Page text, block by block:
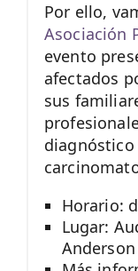
Por ello,
Asociación
evento
afectados
sus
diagnóstico
Horario:
Lugar: